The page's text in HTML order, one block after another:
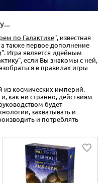
по Галактике", известная
также первое дополнение
". Игра является идейным
если Вы знакомы с ней,
в правилах игры
из космических империй.
как ни странно, действиям
будет
захватывать и
и потреблять